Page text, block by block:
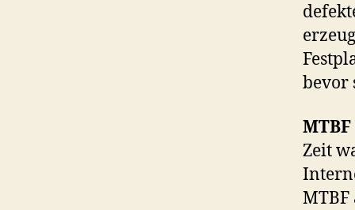
bevor
MTBF
Zeit
MTBF